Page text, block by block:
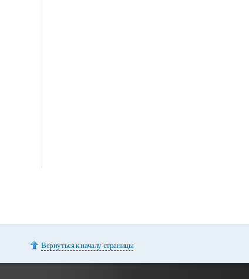
Вернуться к началу страницы